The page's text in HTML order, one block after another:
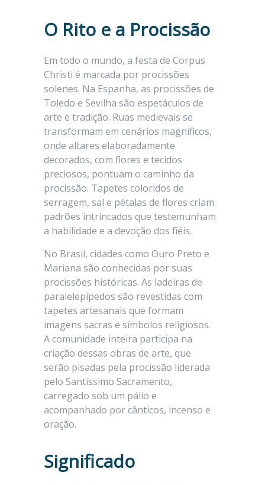
O Rito e a Procissão
Em todo o mundo, a festa de Corpus
Christi é marcada por procissões
solenes. Na Espanha, as procissões de
Toledo e Sevilha são espetáculos de
arte e tradição. Ruas medievais se
transformam em cenários magníficos,
onde altares elaboradamente
decorados, com flores e tecidos
preciosos, pontuam o caminho da
procissão. Tapetes coloridos de
serragem, sal e pétalas de flores criam
padrões intrincados que testemunham
a habilidade e a devoção dos fiéis.
No Brasil, cidades como Ouro Preto e
Mariana são conhecidas por suas
procissões históricas. As ladeiras de
paralelepípedos são revestidas com
tapetes artesanais que formam
imagens sacras e símbolos religiosos.
A comunidade inteira participa na
criação dessas obras de arte, que
serão pisadas pela procissão liderada
pelo Santíssimo Sacramento,
carregado sob um pálio e
acompanhado por cânticos, incenso e
oração.
Significado